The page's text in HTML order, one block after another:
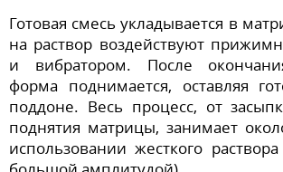
Готовая смесь укладывается в
на раствор воздействуют
и вибратором. После
форма поднимается, оставляя
поддоне. Весь процесс, от
поднятия матрицы, занимает
использовании жесткого